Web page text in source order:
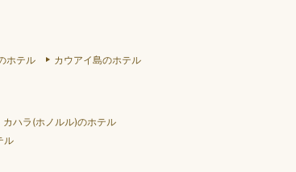
ホテル
カウアイ島のホテル
カハラ(ホノルル)のホテル
ル